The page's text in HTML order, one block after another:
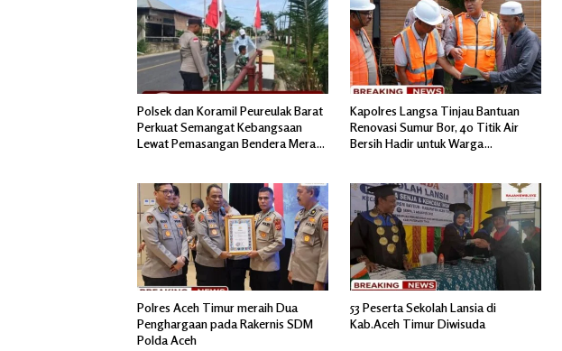
Polsek dan Koramil Peureulak Barat
Perkuat Semangat Kebangsaan
Lewat Pemasangan Bendera Merah
Kapolres Langsa Tinjau Bantuan
Renovasi Sumur Bor, 40 Titik Air
Bersih Hadir untuk Warga
Polres Aceh Timur meraih Dua
Penghargaan pada Rakernis SDM
Polda Aceh
53 Peserta Sekolah Lansia di
Kab.Aceh Timur Diwisuda